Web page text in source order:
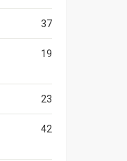
37
19
23
42